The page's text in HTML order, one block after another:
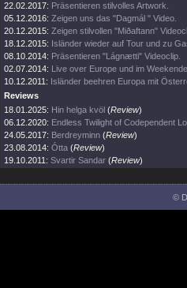
22.02.2017: Präsentieren stilvolles Artwork.
05.12.2016: Zeigen uns das "Dagmál " Video.
20.12.2015: Zeigen stilvollen "Miðaftann"
18.12.2015: Isländer wieder auf Tour und zu
08.10.2014: Präsentieren "Lágnætti" Videoclip.
02.07.2014: Live over Europe und im
10.12.2011: Isländer beehren Europa mit
Reviews
18.01.2025: Hin helga kvöl (Review)
06.12.2020: Endless Twilight of Codependent
24.05.2017: Berdreyminn (Review)
23.08.2014: Ótta (Review)
19.10.2011: Svartir Sandar (Review)
©